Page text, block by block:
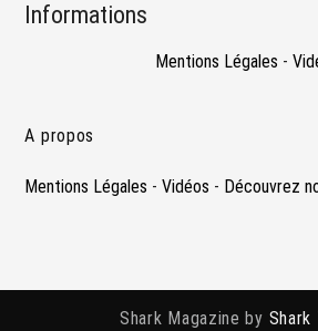
Informations
Mentions Légales -
A propos
Mentions Légales -Vidéos - Découvrez
Shark Magazine by Shark